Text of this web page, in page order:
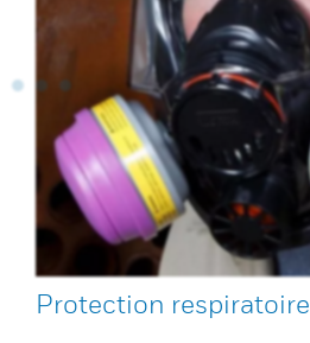
Protection respiratoire